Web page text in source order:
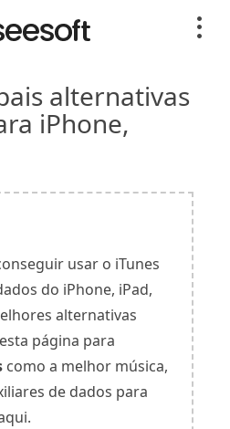
alternativas
iPhone,
usar o iTunes
do iPhone, iPad,
alternativas
página para
como a melhor música,
de dados para